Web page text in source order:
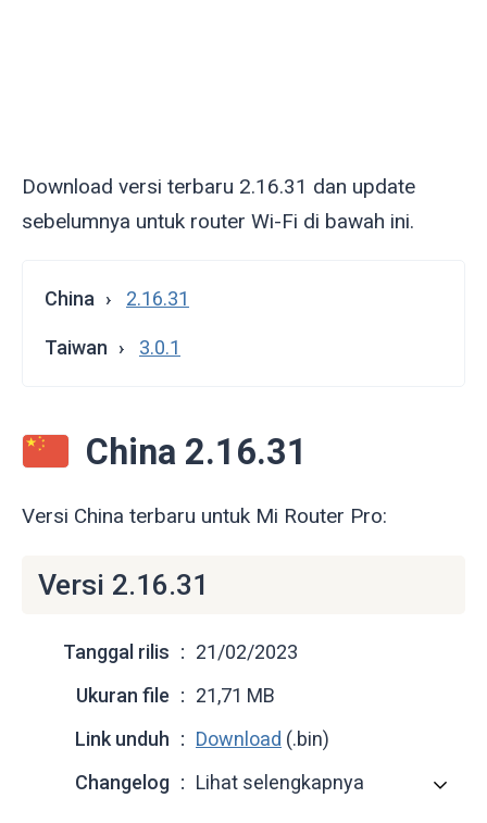
Download versi terbaru 2.16.31 dan update
sebelumnya untuk router Wi-Fi di bawah ini.
China 2.16.31
Taiwan 3.0.1
China 2.16.31
Versi China terbaru untuk Mi Router Pro:
Versi 2.16.31
Tanggal rilis
21/02/2023
Ukuran file
21,71 MB
Link unduh
Download (.bin)
Changelog
Lihat selengkapnya